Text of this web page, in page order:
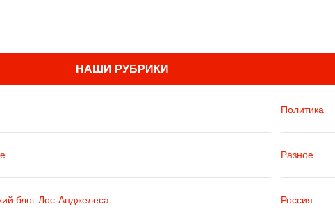
НАШИ РУБРИКИ
блог Лос-Анджелеса
Политика
Разное
Россия